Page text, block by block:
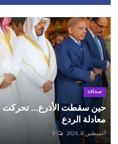
صحافة
حين سقطت الأذرع... تحركت
معادلة الردع
أغسطس 8, 2026 0